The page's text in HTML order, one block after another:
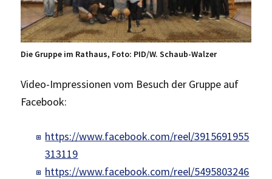
Die Gruppe im Rathaus, Foto: PID/W. Schaub-Walzer
Video-Impressionen vom Besuch der Gruppe auf
Facebook:
https://www.facebook.com/reel/3915691955
313119
https://www.facebook.com/reel/5495803246